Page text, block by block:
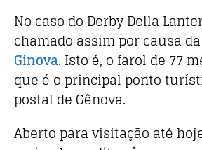
No caso do Derby Della
chamado assim por causa da
Ginova. Isto é, o farol de 77
que é o principal ponto
postal de Gênova.
Aberto para visitação até